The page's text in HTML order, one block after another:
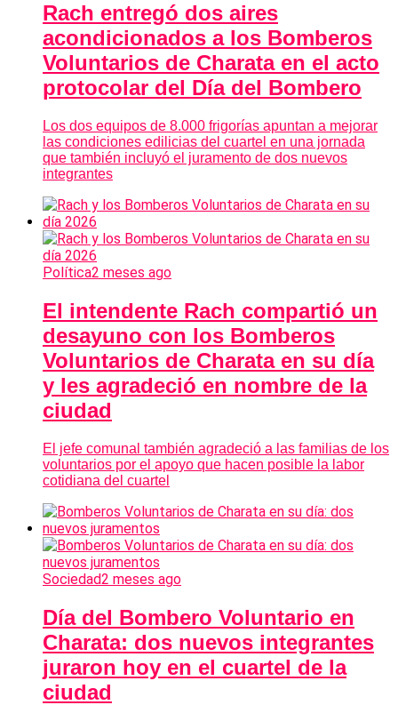
Rach entregó dos aires
acondicionados a los Bomberos
Voluntarios de Charata en el acto
protocolar del Día del Bombero
Los dos equipos de 8.000 frigorías apuntan a mejorar
las condiciones edilicias del cuartel en una jornada
que también incluyó el juramento de dos nuevos
integrantes
Política2 meses ago
El intendente Rach compartió un
desayuno con los Bomberos
Voluntarios de Charata en su día
y les agradeció en nombre de la
ciudad
El jefe comunal también agradeció a las familias de los
voluntarios por el apoyo que hacen posible la labor
cotidiana del cuartel
Sociedad2 meses ago
Día del Bombero Voluntario en
Charata: dos nuevos integrantes
juraron hoy en el cuartel de la
ciudad